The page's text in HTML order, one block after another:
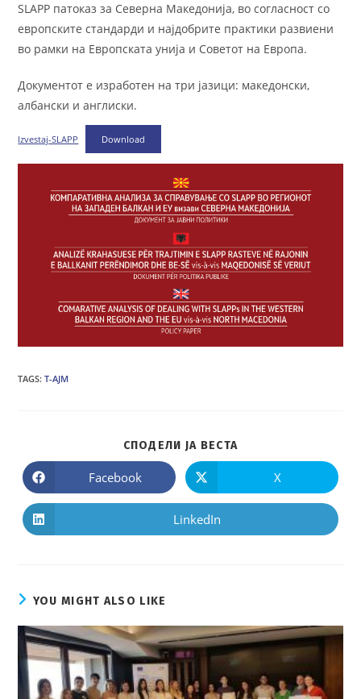
SLAPP патоказ за Северна Македонија, во согласност со
европските стандарди и најдобрите практики развиени
во рамки на Европската унија и Советот на Европа.
Документот е изработен на три јазици: македонски,
албански и англиски.
Izvestaj-SLAPP Download
TAGS:Т-АЈМ
СПОДЕЛИ ЈА ВЕСТА
Opens
in
a
Facebook Opens
in
a
X
Opens
in
LinkedIn
YOU MIGHT ALSO LIKE